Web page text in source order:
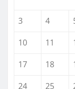
3
4
10
11
17
18
24
25